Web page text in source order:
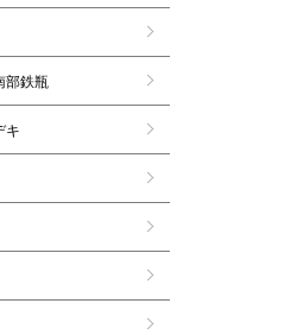
部鉄瓶
キ